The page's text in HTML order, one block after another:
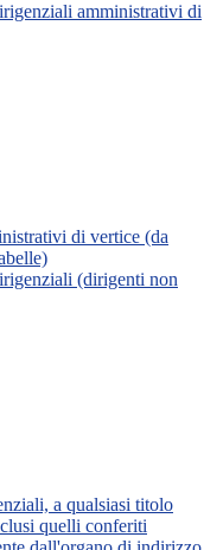
amministrativi di
di vertice (da
(dirigenti non
a qualsiasi titolo
quelli conferiti